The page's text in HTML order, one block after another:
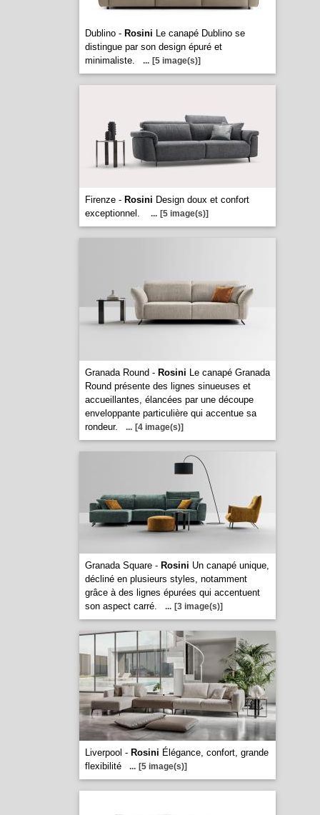
Dublino - Rosini Le canapé Dublino se
distingue par son design épuré et
minimaliste.
... [5 image(s)]
Firenze - Rosini Design doux et confort
exceptionnel.
... [5 image(s)]
Granada Round - Rosini Le canapé Granada
Round présente des lignes sinueuses et
accueillantes, élancées par une découpe
enveloppante particulière qui accentue sa
rondeur.
... [4 image(s)]
Granada Square - Rosini Un canapé unique,
décliné en plusieurs styles, notamment
grâce à des lignes épurées qui accentuent
son aspect carré.
... [3 image(s)]
Liverpool - Rosini Élégance, confort, grande
flexibilité
... [5 image(s)]